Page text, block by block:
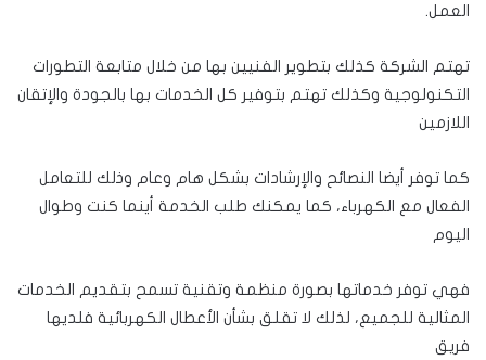
العمل.
تهتم الشركة كذلك بتطوير الفنيين بها من خلال متابعة التطورات
التكنولوجية وكذلك تهتم بتوفير كل الخدمات بها بالجودة والإتقان
اللازمين
كما توفر أيضا النصائح والإرشادات بشكل هام وعام وذلك للتعامل
الفعال مع الكهرباء، كما يمكنك طلب الخدمة أينما كنت وطوال
اليوم
فهي توفر خدماتها بصورة منظمة وتقنية تسمح بتقديم الخدمات
المثالية للجميع، لذلك لا تقلق بشأن الأعطال الكهربائية فلديها
فريق